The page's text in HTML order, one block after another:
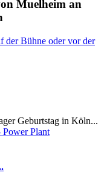
Muelheim an
Geburtstag in Köln...